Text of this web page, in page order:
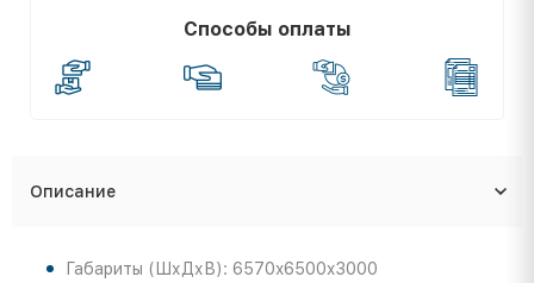
Способы оплаты
Описание
Габариты (ШхДхВ): 6570x6500x3000